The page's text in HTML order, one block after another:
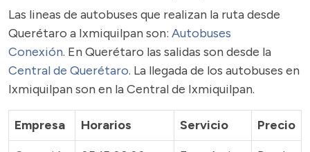
Las lineas de autobuses que realizan la ruta desde
Querétaro a Ixmiquilpan son: Autobuses
Conexión. En Querétaro las salidas son desde la
Central de Querétaro. La llegada de los autobuses en
Ixmiquilpan son en la Central de Ixmiquilpan.
Empresa Horarios Servicio
Precio